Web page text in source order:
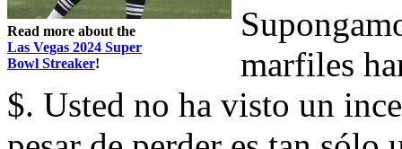
Read more about the
Las Vegas 2024 Super
Bowl Streaker!
marfiles
$. Usted no ha visto un